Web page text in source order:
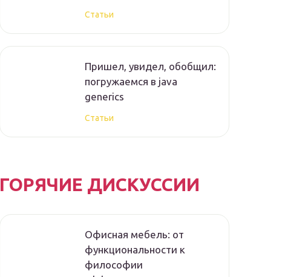
Статьи
Пришел, увидел, обобщил:
погружаемся в java
generics
Статьи
ГОРЯЧИЕ ДИСКУССИИ
Офисная мебель: от
функциональности к
философии